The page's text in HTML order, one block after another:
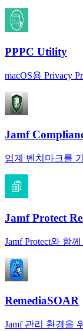
PPPC Utility
macOS용 Privacy
Jamf
업계 벤치마크를
Jamf Protect
Jamf Protect와 함
RemediaSOAR
Jamf 관리 환경을